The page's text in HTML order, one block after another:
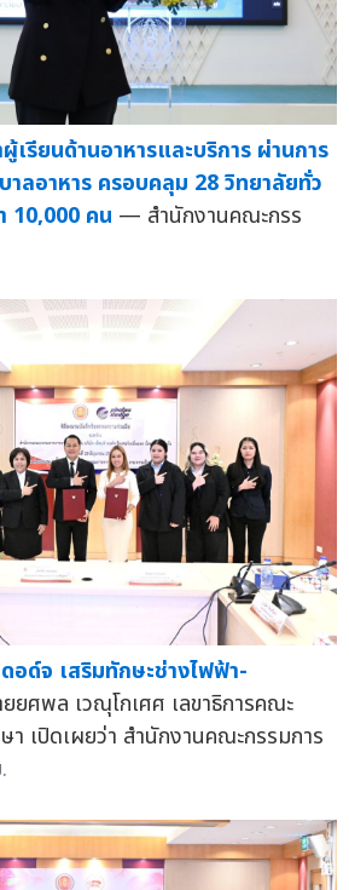
รียนด้านอาหารและบริการ ผ่านการ
ลอาหาร ครอบคลุม 28 วิทยาลัยทั่ว
10,000 คน — สำนักงานคณะกรร
ด์จ เสริมทักษะช่างไฟฟ้า-
ยศพล เวณุโกเศศ เลขาธิการคณะ
า เปิดเผยว่า สำนักงานคณะกรรมการ